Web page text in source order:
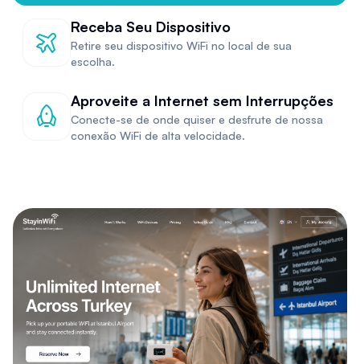
Receba Seu Dispositivo
Retire seu dispositivo WiFi no local de sua
escolha.
Aproveite a Internet sem Interrupções
Conecte-se de onde quiser e desfrute de nossa
conexão WiFi de alta velocidade.